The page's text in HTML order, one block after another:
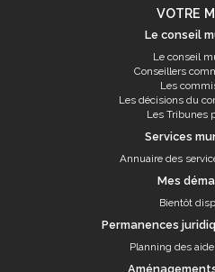
VOTRE
Le conseil
Le conseil
Conseillers
Les
Les décisions du
Les Tribunes
Services
Annuaire des
Mes
Bientôt
Permanences
Planning des